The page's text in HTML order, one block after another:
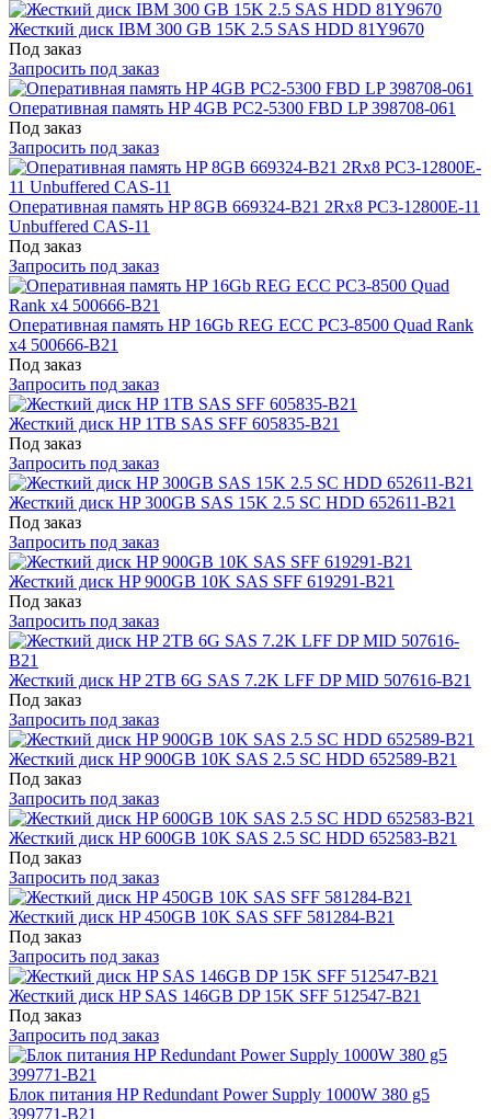
Жесткий диск IBM 300 GB 15K 2.5 SAS HDD 81Y9670
Под заказ
Запросить под заказ
Оперативная память HP 4GB PC2-5300 FBD LP 398708-061
Под заказ
Запросить под заказ
Оперативная память HP 8GB 669324-B21 2Rx8 PC3-12800E-11
Unbuffered CAS-11
Под заказ
Запросить под заказ
Оперативная память HP 16Gb REG ECC PC3-8500 Quad Rank
x4 500666-B21
Под заказ
Запросить под заказ
Жесткий диск HP 1TB SAS SFF 605835-B21
Под заказ
Запросить под заказ
Жесткий диск HP 300GB SAS 15K 2.5 SC HDD 652611-B21
Под заказ
Запросить под заказ
Жесткий диск HP 900GB 10K SAS SFF 619291-B21
Под заказ
Запросить под заказ
Жесткий диск HP 2TB 6G SAS 7.2K LFF DP MID 507616-B21
Под заказ
Запросить под заказ
Жесткий диск HP 900GB 10K SAS 2.5 SC HDD 652589-B21
Под заказ
Запросить под заказ
Жесткий диск HP 600GB 10K SAS 2.5 SC HDD 652583-B21
Под заказ
Запросить под заказ
Жесткий диск HP 450GB 10K SAS SFF 581284-B21
Под заказ
Запросить под заказ
Жесткий диск HP SAS 146GB DP 15K SFF 512547-B21
Под заказ
Запросить под заказ
Блок питания HP Redundant Power Supply 1000W 380 g5
399771-B21